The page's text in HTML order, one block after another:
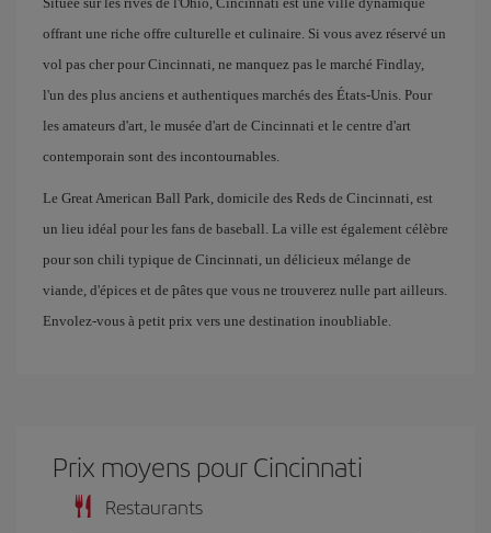
offrant une riche offre culturelle et culinaire. Si vous avez réservé un
vol pas cher pour Cincinnati, ne manquez pas le marché Findlay,
l'un des plus anciens et authentiques marchés des États-Unis. Pour
les amateurs d'art, le musée d'art de Cincinnati et le centre d'art
contemporain sont des incontournables.
Le Great American Ball Park, domicile des Reds de Cincinnati, est
un lieu idéal pour les fans de baseball. La ville est également célèbre
pour son chili typique de Cincinnati, un délicieux mélange de
viande, d'épices et de pâtes que vous ne trouverez nulle part ailleurs.
Envolez-vous à petit prix vers une destination inoubliable.
Prix ​​moyens pour Cincinnati
Restaurants